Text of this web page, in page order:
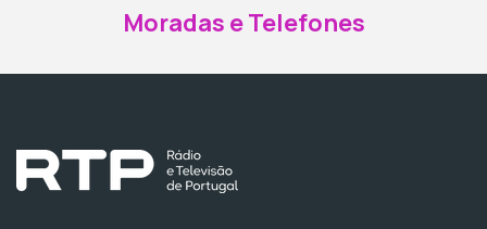
Moradas e Telefones